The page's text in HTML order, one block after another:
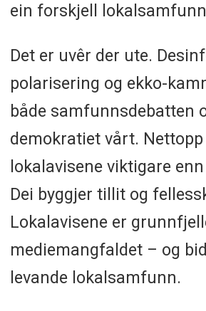
ein forskjell
Det er uvêr der ute.
polarisering og ekko-
både samfunnsdebatten
demokratiet vårt.
lokalavisene viktigare
Dei byggjer tillit og
Lokalavisene er
mediemangfaldet – og
levande lokalsamfunn.